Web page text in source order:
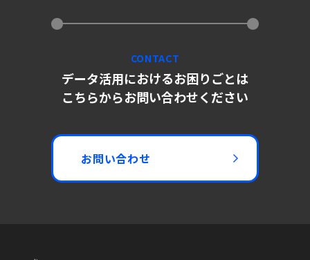
CONTACT
データ活用におけるお困りごとは
こちらからお問い合わせください
お問い合わせ